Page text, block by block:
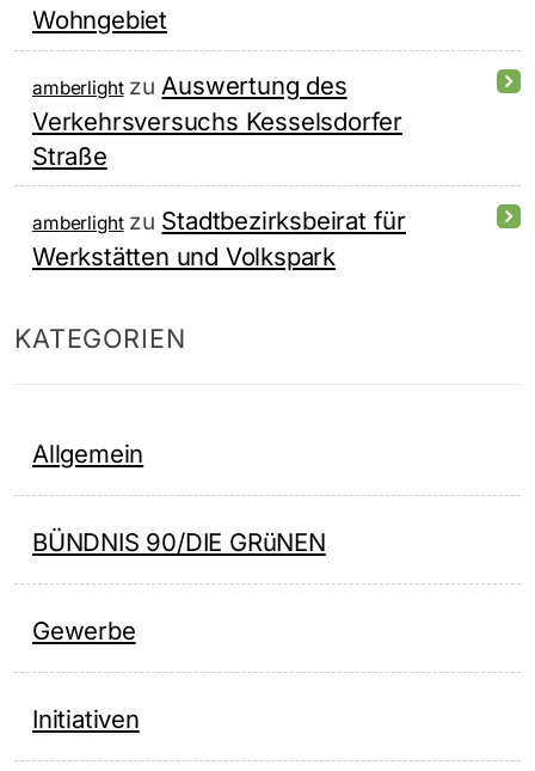
Wohngebiet
amberlightzu Auswertung des
Verkehrsversuchs Kesselsdorfer
Straße
amberlightzu Stadtbezirksbeirat für
Werkstätten und Volkspark
KATEGORIEN
Allgemein
BÜNDNIS 90/DIE GRüNEN
Gewerbe
Initiativen